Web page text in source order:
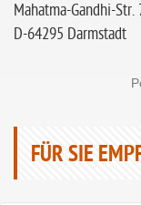
Mahatma-Gandhi-Str.
D-64295 Darmstadt
FÜR SIE